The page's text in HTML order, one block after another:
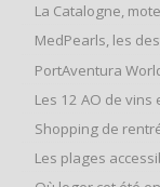
La Catalogne,
MedPearls, les
PortAventura
Les 12 AO de
Shopping de
Les plages